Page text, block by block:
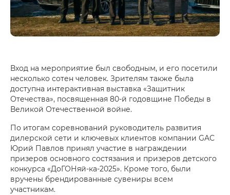
Вход на мероприятие был свободным, и его посетили
несколько сотен человек. Зрителям также была
доступна интерактивная выставка «Защитник
Отечества», посвященная 80-й годовщине Победы в
Великой Отечественной войне.
По итогам соревнований руководитель развития
дилерской сети и ключевых клиентов компании GAC
Юрий Павлов принял участие в награждении
призеров основного состязания и призеров детского
конкурса «ДоГОНяй-ка-2025». Кроме того, были
вручены брендированные сувениры всем
участникам.